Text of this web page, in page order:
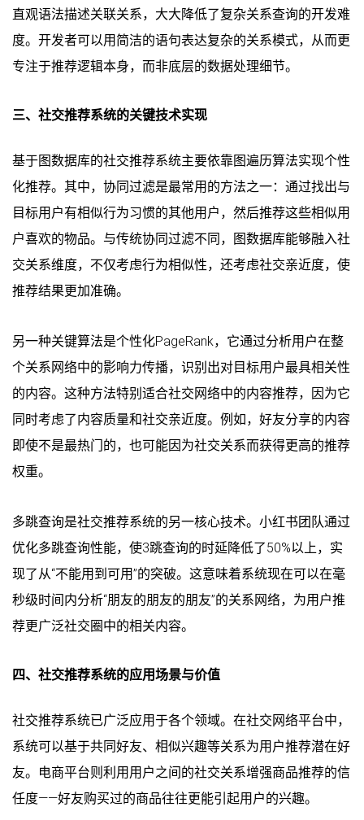
直观语法描述关联关系，大大降低了复杂关系查询的开发难
度。开发者可以用简洁的语句表达复杂的关系模式，从而更
专注于推荐逻辑本身，而非底层的数据处理细节。
三、社交推荐系统的关键技术实现
基于图数据库的社交推荐系统主要依靠图遍历算法实现个性
化推荐。其中，协同过滤是最常用的方法之一：通过找出与
目标用户有相似行为习惯的其他用户，然后推荐这些相似用
户喜欢的物品。与传统协同过滤不同，图数据库能够融入社
交关系维度，不仅考虑行为相似性，还考虑社交亲近度，使
推荐结果更加准确。
另一种关键算法是个性化PageRank，它通过分析用户在整
个关系网络中的影响力传播，识别出对目标用户最具相关性
的内容。这种方法特别适合社交网络中的内容推荐，因为它
同时考虑了内容质量和社交亲近度。例如，好友分享的内容
即使不是最热门的，也可能因为社交关系而获得更高的推荐
权重。
多跳查询是社交推荐系统的另一核心技术。小红书团队通过
优化多跳查询性能，使3跳查询的时延降低了50%以上，实
现了从“不能用到可用”的突破。这意味着系统现在可以在毫
秒级时间内分析“朋友的朋友的朋友”的关系网络，为用户推
荐更广泛社交圈中的相关内容。
四、社交推荐系统的应用场景与价值
社交推荐系统已广泛应用于各个领域。在社交网络平台中，
系统可以基于共同好友、相似兴趣等关系为用户推荐潜在好
友。电商平台则利用用户之间的社交关系增强商品推荐的信
任度——好友购买过的商品往往更能引起用户的兴趣。